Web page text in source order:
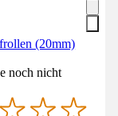
(20mm)
noch nicht